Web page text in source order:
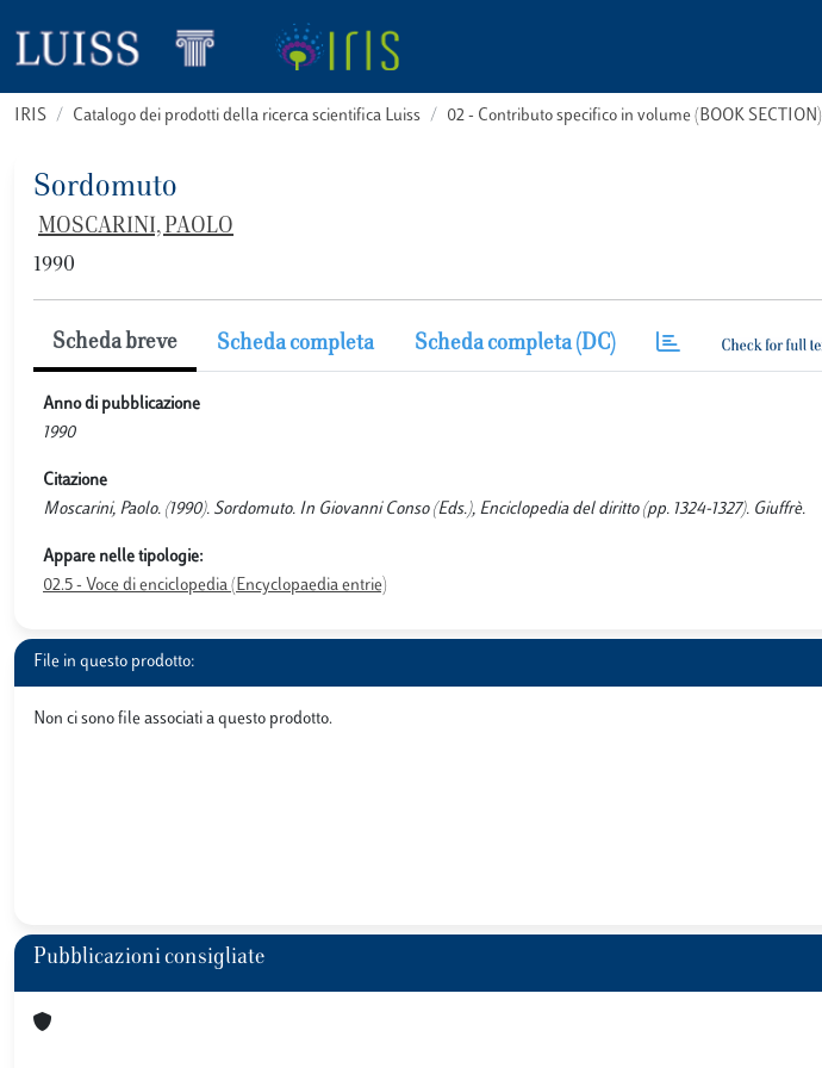
IRIS Catalogo dei prodotti della ricerca scientifica Luiss 02 - Contributo specifico in volume (BOOK SECTION)
Sordomuto
MOSCARINI, PAOLO
1990
Scheda breve Scheda completa Scheda completa (DC)
Anno di pubblicazione
1990
Citazione
Moscarini, Paolo. (1990). Sordomuto. In Giovanni Conso (Eds.), Enciclopedia del diritto (pp. 1324-1327). Giuffrè.
Appare nelle tipologie:
02.5 - Voce di enciclopedia (Encyclopaedia entrie)
File in questo prodotto:
Non ci sono file associati a questo prodotto.
Pubblicazioni consigliate